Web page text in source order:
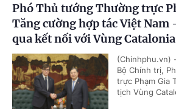
Phó Thủ tướng Thường trực
Tăng cường hợp tác Việt Nam
qua kết nối với Vùng Catalonia
(Chinhphu.vn)
Bộ Chính trị,
trực Phạm Gia
tịch Vùng